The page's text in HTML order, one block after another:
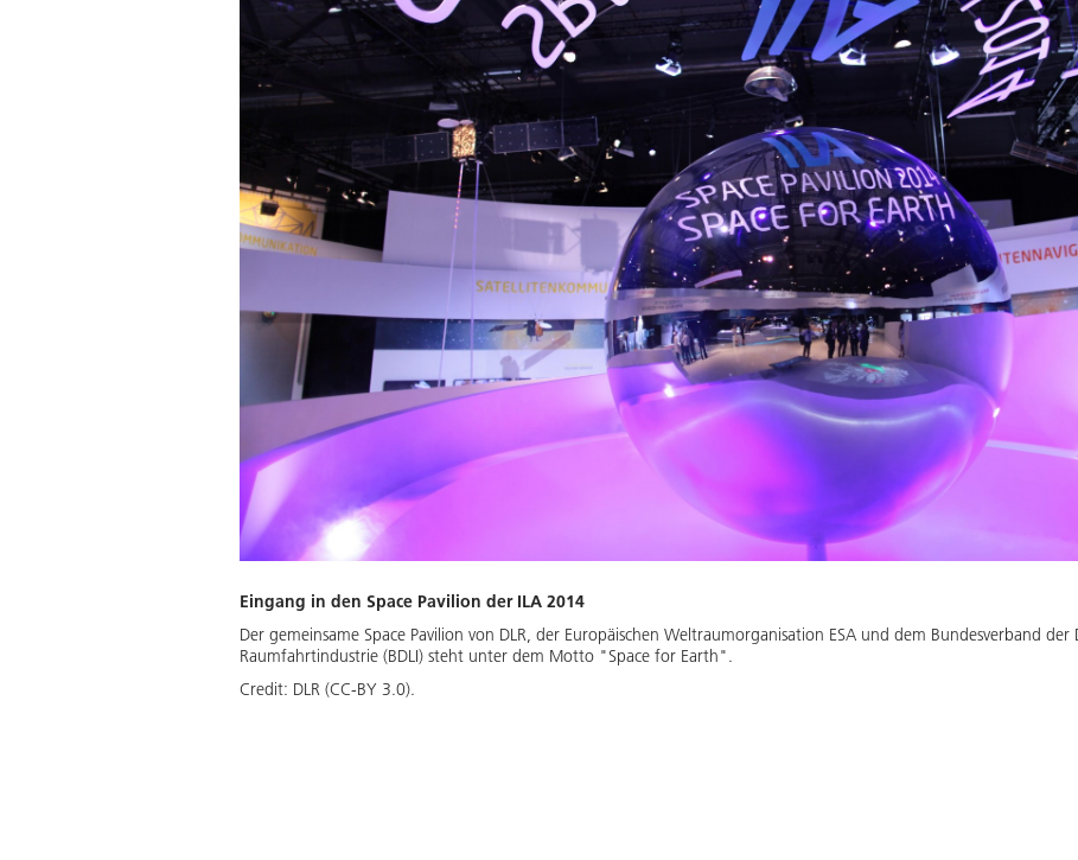
Eingang in den Space Pavilion der ILA 2014
Der gemeinsame Space Pavilion von DLR, der Europäischen Weltraumorganisation ESA und dem Bundesverband
Raumfahrtindustrie (BDLI) steht unter dem Motto "Space for Earth".
Credit: DLR (CC-BY 3.0).